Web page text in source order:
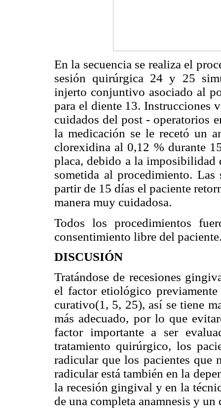
En la secuencia se realiza el
sesión quirúrgica 24 y 25
injerto conjuntivo asociado al
para el diente 13. Instrucciones
cuidados del post - operatorios
la medicación se le recetó un
clorexidina al 0,12 % durante
placa, debido a la imposibilidad
sometida al procedimiento.
partir de 15 días el paciente
manera muy cuidadosa.
Todos los procedimientos
consentimiento libre del
DISCUSIÓN
Tratándose de recesiones
el factor etiológico
curativo(1, 5, 25), así se tiene
más adecuado, por lo que
factor importante a ser
tratamiento quirúrgico, los
radicular que los pacientes
radicular está también en la
la recesión gingival y en la
de una completa anamnesis y